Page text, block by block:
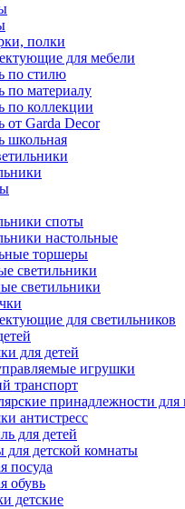
полки
для мебели
по стилю
по материалу
по коллекции
от Garda Decor
школьная
споты
настольные
торшеры
светильники
светильники
для светильников
для детей
игрушки
транспорт
принадлежности
антистресс
для детей
для детской комнаты
посуда
обувь
детские